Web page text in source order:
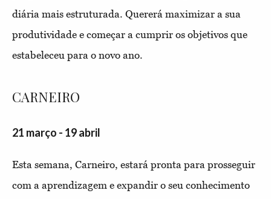
diária mais estruturada. Quererá maximizar a sua
produtividade e começar a cumprir os objetivos que
estabeleceu para o novo ano.
CARNEIRO
21 março - 19 abril
Esta semana, Carneiro, estará pronta para prosseguir
com a aprendizagem e expandir o seu conhecimento